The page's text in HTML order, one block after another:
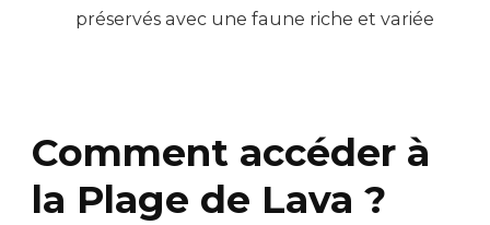
préservés avec une faune riche et variée
Comment accéder à
la Plage de Lava ?